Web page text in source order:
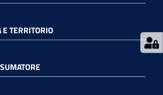
TERRITORIO